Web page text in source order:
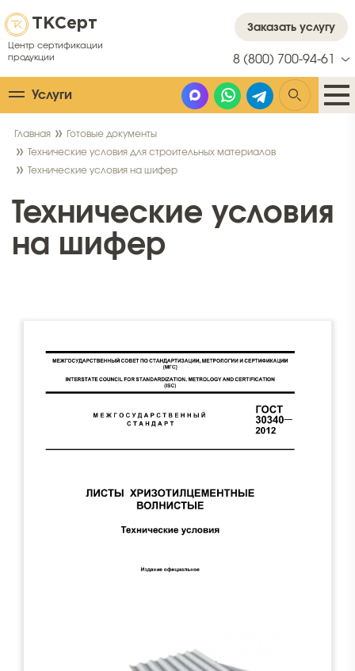
ТКСерт
Центр сертификации
продукции
8 (800) 700-94-61
Заказать услугу
Услуги
Главная
Готовые документы
Технические условия для строительных материалов
Технические условия на шифер
Технические условия
на шифер